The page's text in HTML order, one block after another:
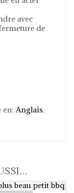
avec
de
en: Anglais